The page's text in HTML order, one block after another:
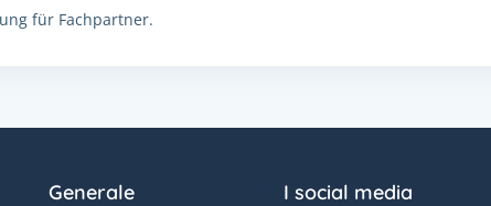
für Fachpartner.
Generale I social media